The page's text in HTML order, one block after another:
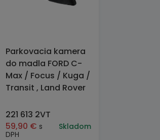
Parkovacia kamera
do madla FORD C-
Max / Focus / Kuga /
Transit , Land Rover
221 613 2VT
59,90 € s
DPH
Skladom